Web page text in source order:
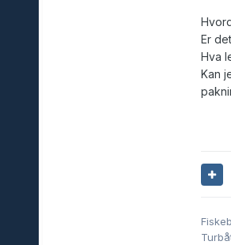
Er
Hva
Kan